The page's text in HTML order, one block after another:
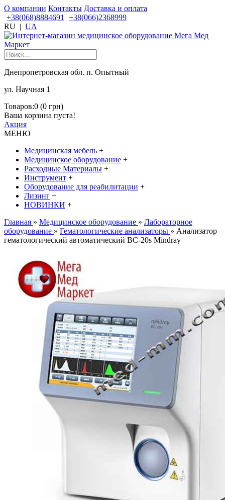
О компании Контакты Доставка и оплата
+38(068)8884691
+38(066)2368999
RU | UA
Днепропетровская обл. п. Опытный
ул. Научная 1
Товаров:0 (0 грн)
Ваша корзина пуста!
Акция
МЕНЮ
Медицинская мебель +
Медицинское оборудование +
Расходные Материалы +
Инструмент +
Оборудование для реабилитации +
Лизинг +
НОВИНКИ +
Главная » Медицинское оборудование » Лабораторное
оборудование » Гематологические анализаторы » Анализатор
гематологический автоматический BC-20s Mindray